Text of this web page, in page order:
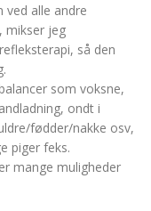
ved alle andre
mikser jeg
så den
som voksne,
ondt i
fødder/nakke osv,
piger feks.
mange muligheder